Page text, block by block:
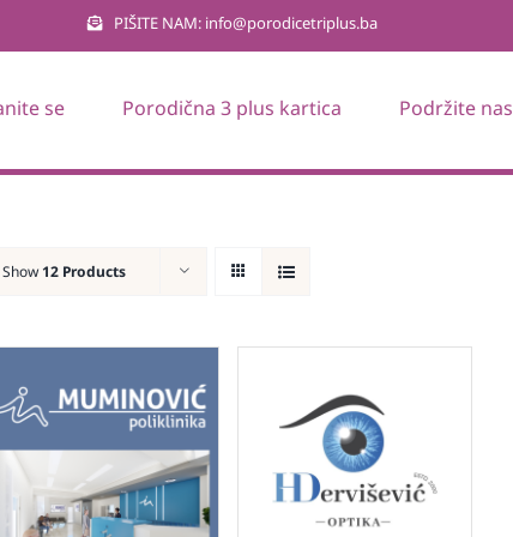
PIŠITE NAM: info@porodicetriplus.ba
se Porodična 3 plus kartica Podržite nas
Show 12 Products